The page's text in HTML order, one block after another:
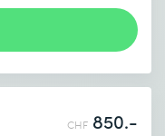
Plus d’informations
Kit
CHF 850.-